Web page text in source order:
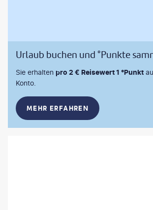
Urlaub buchen und °Punkte
Sie erhalten pro 2 € Reisewert 1 °Punkt
Konto.
MEHR ERFAHREN